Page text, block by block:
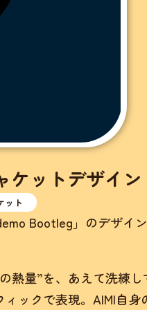
ケットデザイン
ット
Bootleg」のデザイン
熱量”を、あえて洗練し
ックで表現。AIMI自身